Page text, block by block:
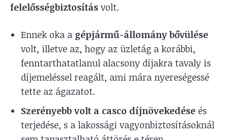
felelősségbiztosítás volt.
Ennek oka a gépjármű-állomány bővülése
volt, illetve az, hogy az üzletág a korábbi,
fenntarthatatlanul alacsony díjakra tavaly is
díjemeléssel reagált, ami mára nyereségessé
tette az ágazatot.
Szerényebb volt a casco díjnövekedése és
terjedése, s a lakossági vagyonbiztosításoknál